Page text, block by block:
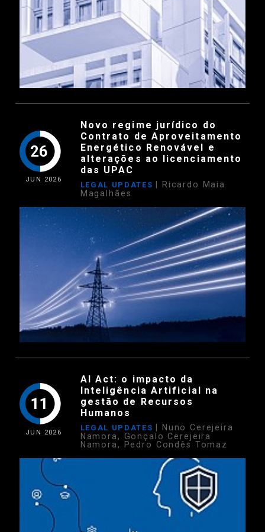
26
JUN 2026
Novo regime jurídico do
Contrato de Aproveitamento
Energético Renovável e
alterações ao licenciamento
das UPAC
LEGAL UPDATES
| Ricardo Maia
Magalhães
11
JUN 2026
AI Act: o impacto da
Inteligência Artificial na
gestão de Recursos
Humanos
LEGAL UPDATES | Nuno Cerejeira
Namora, Gonçalo Cerejeira
Namora, Pedro Condês Tomaz